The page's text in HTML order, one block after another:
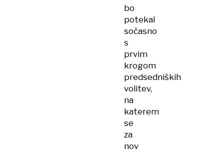
bo
potekal
sočasno
s
prvim
krogom
predsedniških
volitev,
na
katerem
se
za
nov